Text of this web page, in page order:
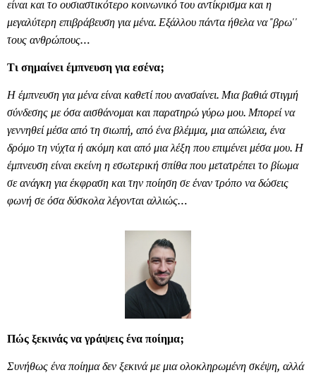
είναι και το ουσιαστικότερο κοινωνικό του αντίκρισμα και η
μεγαλύτερη επιβράβευση για μένα. Εξάλλου πάντα ήθελα να"βρω''
τους ανθρώπους…
Τι σημαίνει έμπνευση για εσένα;
Η έμπνευση για μένα είναι καθετί που ανασαίνει. Μια βαθιά στιγμή
σύνδεσης με όσα αισθάνομαι και παρατηρώ γύρω μου. Μπορεί να
γεννηθεί μέσα από τη σιωπή, από ένα βλέμμα, μια απώλεια, ένα
δρόμο τη νύχτα ή ακόμη και από μια λέξη που επιμένει μέσα μου. Η
έμπνευση είναι εκείνη η εσωτερική σπίθα που μετατρέπει το βίωμα
σε ανάγκη για έκφραση και την ποίηση σε έναν τρόπο να δώσεις
φωνή σε όσα δύσκολα λέγονται αλλιώς…
Πώς ξεκινάς να γράψεις ένα ποίημα;
Συνήθως ένα ποίημα δεν ξεκινά με μια ολοκληρωμένη σκέψη, αλλά